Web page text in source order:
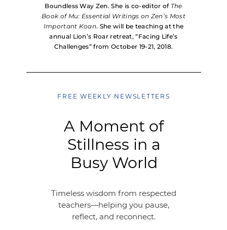
Boundless Way Zen. She is co-editor of The
Book of Mu: Essential Writings on Zen’s Most
Important Koan. She will be teaching at the
annual Lion’s Roar retreat, “Facing Life’s
Challenges” from October 19-21, 2018.